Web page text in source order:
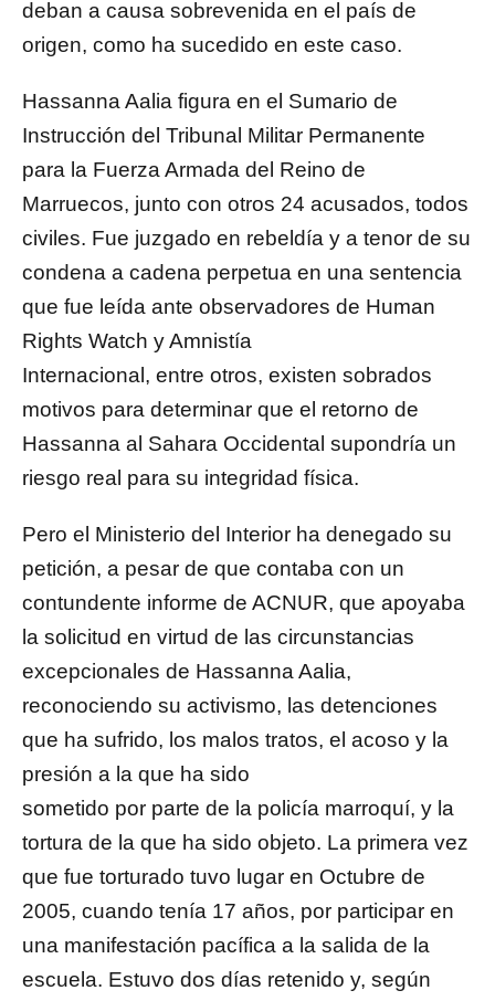
deban a causa sobrevenida en el país de
origen, como ha sucedido en este caso.
Hassanna Aalia figura en el Sumario de
Instrucción del Tribunal Militar Permanente
para la Fuerza Armada del Reino de
Marruecos, junto con otros 24 acusados, todos
civiles. Fue juzgado en rebeldía y a tenor de su
condena a cadena perpetua en una sentencia
que fue leída ante observadores de Human
Rights Watch y Amnistía
Internacional, entre otros, existen sobrados
motivos para determinar que el retorno de
Hassanna al Sahara Occidental supondría un
riesgo real para su integridad física.
Pero el Ministerio del Interior ha denegado su
petición, a pesar de que contaba con un
contundente informe de ACNUR, que apoyaba
la solicitud en virtud de las circunstancias
excepcionales de Hassanna Aalia,
reconociendo su activismo, las detenciones
que ha sufrido, los malos tratos, el acoso y la
presión a la que ha sido
sometido por parte de la policía marroquí, y la
tortura de la que ha sido objeto. La primera vez
que fue torturado tuvo lugar en Octubre de
2005, cuando tenía 17 años, por participar en
una manifestación pacífica a la salida de la
escuela. Estuvo dos días retenido y, según